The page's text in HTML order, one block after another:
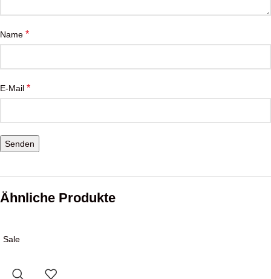
Name *
E-Mail *
Ähnliche Produkte
Sale